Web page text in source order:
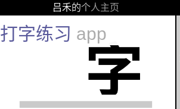
吕禾的个人主页
打字练习 app